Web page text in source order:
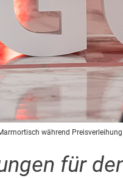
während
für